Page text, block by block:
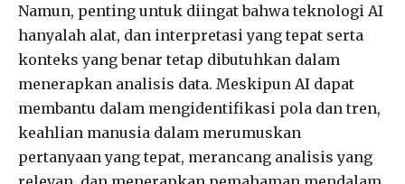
Namun, penting untuk diingat bahwa teknologi AI
hanyalah alat, dan interpretasi yang tepat serta
konteks yang benar tetap dibutuhkan dalam
menerapkan analisis data. Meskipun AI dapat
membantu dalam mengidentifikasi pola dan tren,
keahlian manusia dalam merumuskan
pertanyaan yang tepat, merancang analisis yang